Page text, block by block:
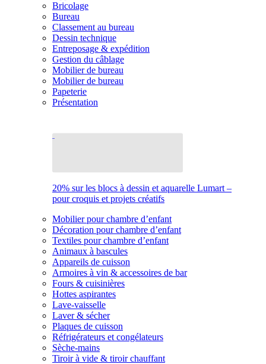
Bricolage
Bureau
Classement au bureau
Dessin technique
Entreposage & expédition
Gestion du câblage
Mobilier de bureau
Mobilier de bureau
Papeterie
Présentation
20% sur les blocs à dessin et aquarelle Lumart –
pour croquis et projets créatifs
Mobilier pour chambre d’enfant
Décoration pour chambre d’enfant
Textiles pour chambre d’enfant
Animaux à bascules
Appareils de cuisson
Armoires à vin & accessoires de bar
Fours & cuisinières
Hottes aspirantes
Lave-vaisselle
Laver & sécher
Plaques de cuisson
Réfrigérateurs et congélateurs
Sèche-mains
Tiroir à vide & tiroir chauffant